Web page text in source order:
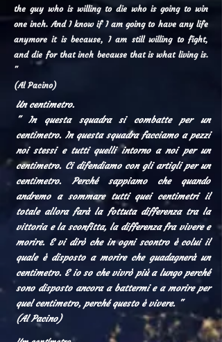
the guy who is willing to die who is going to win
one inch.And I know if I am going to have any life
anymore it is because, I am still willing to fight,
and die for that inch because that is what living is.
"
(Al Pacino)
Un centimetro.
" In questa squadra si combatte per un
centimetro. In questa squadra facciamo a pezzi
noi stessi e tutti quelli intorno a noi per un
centimetro. Ci difendiamo con gli artigli per un
centimetro. Perché sappiamo che quando
andremo a sommare tutti quei centimetri il
totale allora farà la fottuta differenza tra la
vittoria e la sconfitta, la differenza fra vivere e
morire. E vi dirò che in ogni scontro è colui il
quale è disposto a morire che guadagnerà un
centimetro. E io so che vivrò più a lungo perché
sono disposto ancora a battermi e a morire per
quel centimetro, perché questo è vivere. "
(Al Pacino)